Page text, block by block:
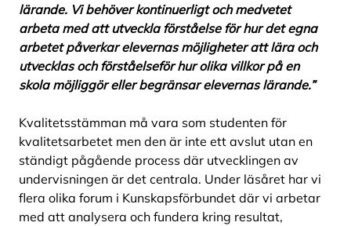
lärande. Vi behöver kontinuerligt och medvetet
arbeta med att utveckla förståelse för hur det egna
arbetet påverkar elevernas möjligheter att lära och
utvecklas och förståelseför hur olika villkor på en
skola möjliggör eller begränsar elevernas lärande.”
Kvalitetsstämman må vara som studenten för
kvalitetsarbetet men den är inte ett avslut utan en
ständigt pågående process där utvecklingen av
undervisningen är det centrala. Under läsåret har vi
flera olika forum i Kunskapsförbundet där vi arbetar
med att analysera och fundera kring resultat,